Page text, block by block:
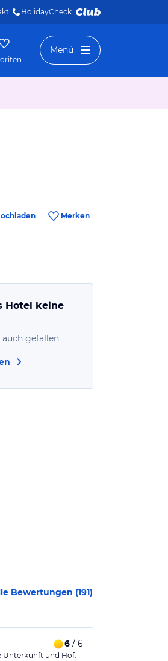
HolidayCheck
Menü
Merken
Hotel keine
gefallen
Bewertungen (191)
6/ 6
Unterkunft und Hof.